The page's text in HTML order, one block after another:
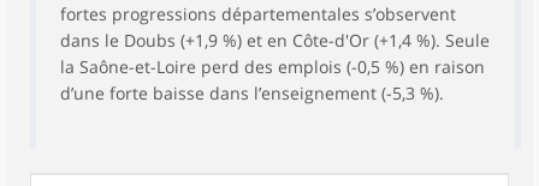
fortes progressions départementales s’observent
dans le Doubs (+1,9 %) et en Côte-d'Or (+1,4 %). Seule
la Saône-et-Loire perd des emplois (-0,5 %) en raison
d’une forte baisse dans l’enseignement (-5,3 %).